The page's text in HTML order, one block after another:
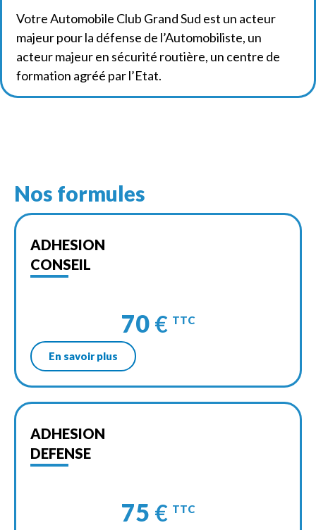
Votre Automobile Club Grand Sud est un acteur
majeur pour la défense de l’Automobiliste, un
acteur majeur en sécurité routière, un centre de
formation agréé par l’Etat.
Nos formules
ADHESION
CONSEIL
70 € TTC
En savoir plus
ADHESION
DEFENSE
75 € TTC